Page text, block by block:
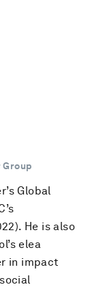
Global
He is also
elea
in impact